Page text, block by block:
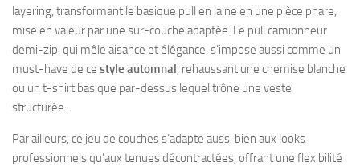
layering, transformant le basique pull en laine en une pièce phare,
mise en valeur par une sur-couche adaptée. Le pull camionneur
demi-zip, qui mêle aisance et élégance, s’impose aussi comme un
must-have de ce style automnal, rehaussant une chemise blanche
ou un t-shirt basique par-dessus lequel trône une veste
structurée.
Par ailleurs, ce jeu de couches s’adapte aussi bien aux looks
professionnels qu’aux tenues décontractées, offrant une flexibilité